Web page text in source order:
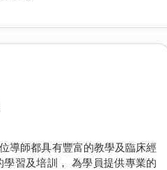
導師都具有豐富的教學及臨床經
習及培訓， 為學員提供專業的